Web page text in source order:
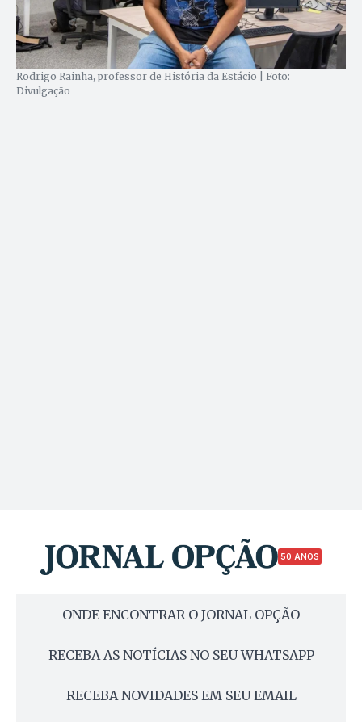
Rodrigo Rainha, professor de História da Estácio | Foto:
Divulgação
50 ANOS
ONDE ENCONTRAR O JORNAL OPÇÃO
RECEBA AS NOTÍCIAS NO SEU WHATSAPP
RECEBA NOVIDADES EM SEU EMAIL